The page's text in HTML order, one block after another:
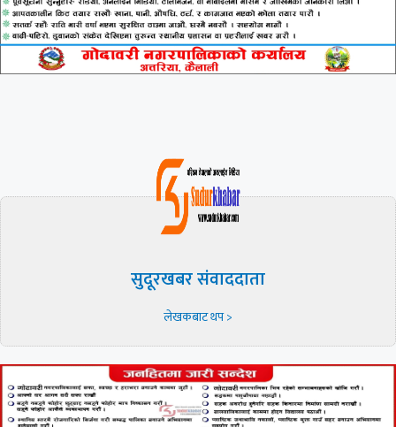
सुदूरखबर संवाददाता
लेखकबाट थप >